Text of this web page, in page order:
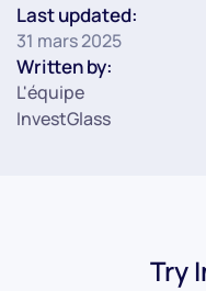
Last updated:
31 mars 2025
Written by:
L'équipe
InvestGlass
Try